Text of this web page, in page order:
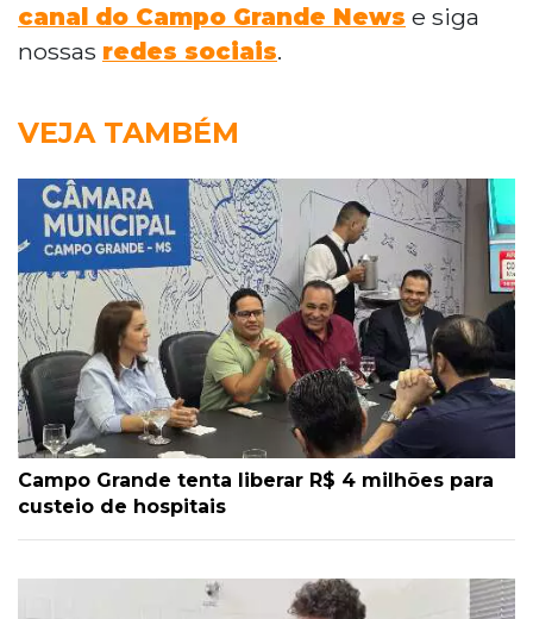
canal do Campo Grande News e siga
nossas redes sociais.
VEJA TAMBÉM
Campo Grande tenta liberar R$ 4 milhões para
custeio de hospitais